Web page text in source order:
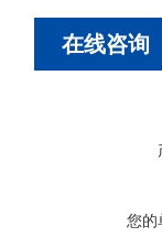
在线咨询
您的